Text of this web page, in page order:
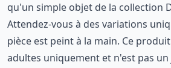
qu'un simple objet de la collection
Attendez-vous à des variations
pièce est peint à la main. Ce
adultes uniquement et n'est pas